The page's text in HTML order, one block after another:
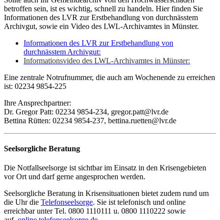
betroffen sein, ist es wichtig, schnell zu handeln. Hier finden Sie
Informationen des LVR zur Erstbehandlung von durchnässtem
Archivgut, sowie ein Video des LWL-Archivamtes in Münster.
Informationen des LVR zur Erstbehandlung von
durchnässtem Archivgut:
Informationsvideo des LWL-Archivamtes in Münster:
Eine zentrale Notrufnummer, die auch am Wochenende zu erreichen
ist: 02234 9854-225
Ihre Ansprechpartner:
Dr. Gregor Patt: 02234 9854-234, gregor.patt@lvr.de
Bettina Rütten: 02234 9854-237, bettina.ruetten@lvr.de
Seelsorgliche Beratung
Die Notfallseelsorge ist sichtbar im Einsatz in den Krisengebieten
vor Ort und darf gerne angesprochen werden.
Seelsorgliche Beratung in Krisensituationen bietet zudem rund um
die Uhr die Telefonseelsorge. Sie ist telefonisch und online
erreichbar unter Tel. 0800 1110111 u. 0800 1110222 sowie